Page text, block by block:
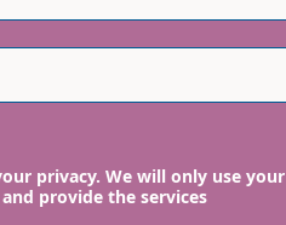
privacy. We will only use your
provide the services